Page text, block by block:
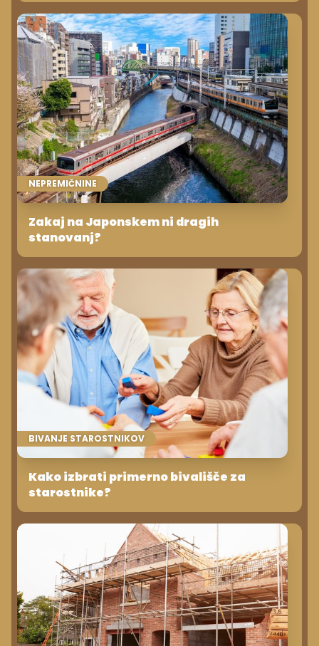
NEPREMIČNINE
Zakaj na Japonskem ni dragih
stanovanj?
BIVANJE STAROSTNIKOV
Kako izbrati primerno bivališče za
starostnike?